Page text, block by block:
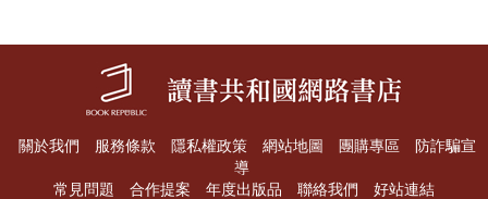
關於我們 服務條款 隱私權政策 網站地圖 團購專區
防詐騙宣
導
常見問題
合作提案 年度出版品 聯絡我們 好站連結